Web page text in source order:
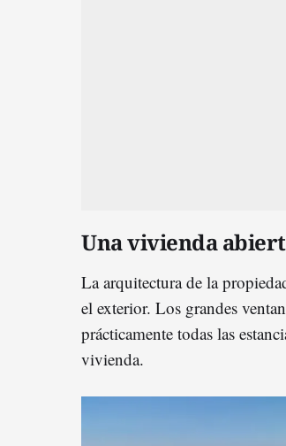
Una vivienda
La arquitectura de la
el exterior. Los grandes
prácticamente todas las
vivienda.